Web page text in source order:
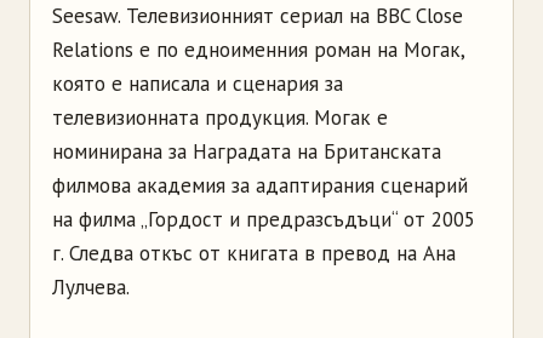
Seesaw. Телевизионният сериал на BBC Close
Relations е по едноименния роман на Могак,
която е написала и сценария за
телевизионната продукция. Могак е
номинирана за Наградата на Британската
филмова академия за адаптирания сценарий
на филма „Гордост и предразсъдъци“ от 2005
г. Следва откъс от книгата в превод на Ана
Лулчева.